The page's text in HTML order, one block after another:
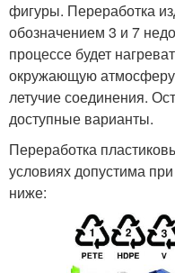
фигуры. Переработка
обозначением 3 и 7
процессе будет
окружающую
летучие соединения.
доступные варианты.
Переработка
условиях допустима
ниже: